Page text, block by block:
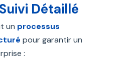
Détaillé
un processus
pour garantir un
: